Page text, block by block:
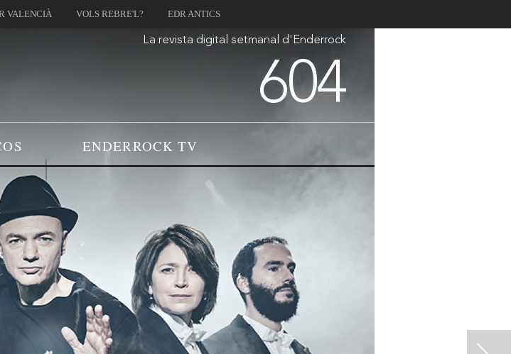
VALENCIÀ VOLS REBRE'L? EDR ANTICS
La revista digital setmanal d'Enderrock
604
ENDERROCK TV